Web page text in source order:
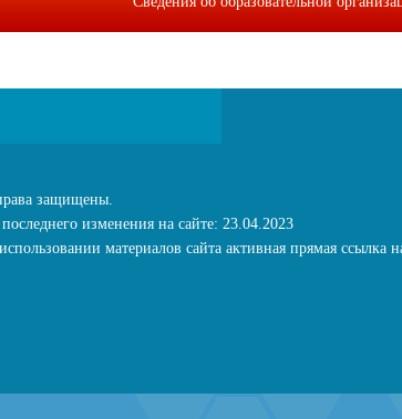
защищены.
изменения на сайте: 23.04.2023
материалов сайта активная прямая ссылка